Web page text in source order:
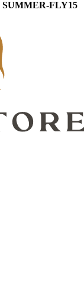
SUMMER-FLY15